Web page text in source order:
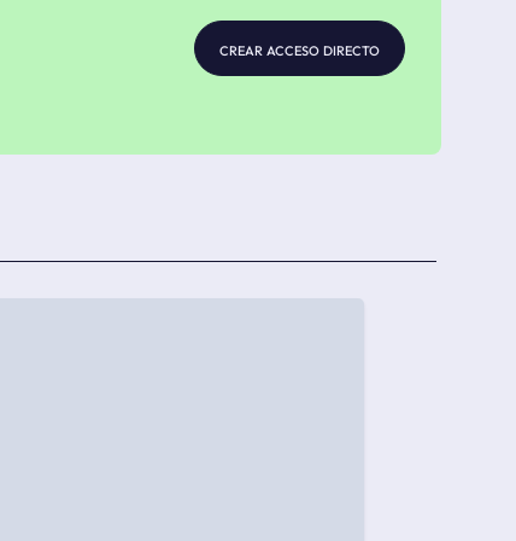
crear acceso directo